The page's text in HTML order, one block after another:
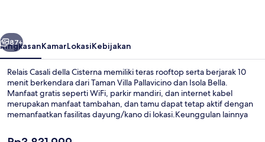
Berikutnya
87+
RingkasanKamarLokasiKebijakan
Relais Casali della Cisterna memiliki teras rooftop serta berjarak 10
menit berkendara dari Taman Villa Pallavicino dan Isola Bella.
Manfaat gratis seperti WiFi, parkir mandiri, dan internet kabel
merupakan manfaat tambahan, dan tamu dapat tetap aktif dengan
memanfaatkan fasilitas dayung/kano di lokasi.Keunggulan lainnya
Harga